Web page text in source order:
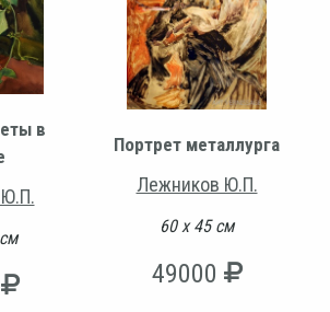
в
Портрет металлурга
Лежников Ю.П.
60 х 45 см
49000